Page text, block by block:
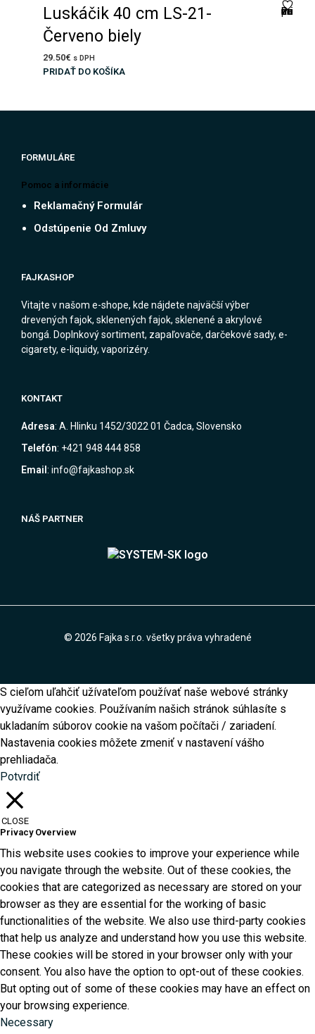
Pridať do zoznamu prianí
Luskáčik 40 cm LS-21-
Červeno biely
29.50€ s DPH
PRIDAŤ DO KOŠÍKA
FORMULÁRE
Pomoc a informácie
Reklamačný Formulár
Odstúpenie Od Zmluvy
FAJKASHOP
Vitajte v našom e-shope, kde nájdete najväčší výber
drevených fajok, sklenených fajok, sklenené a akrylové
bongá. Doplnkový sortiment, zapaľovače, darčekové sady, e-
cigarety, e-liquidy, vaporizéry.
KONTAKT
Adresa: A. Hlinku 1452/3022 01 Čadca, Slovensko
Telefón: +421 948 444 858
Email : info@fajkashop.sk
NÁŠ PARTNER
© 2026 Fajka s.r.o. všetky práva vyhradené
S cieľom uľahčiť užívateľom používať naše webové stránky
využívame cookies. Používaním našich stránok súhlasíte s
ukladaním súborov cookie na vašom počítači / zariadení.
Nastavenia cookies môžete zmeniť v nastavení vášho
prehliadača.
Potvrdiť
CLOSE
Privacy Overview
This website uses cookies to improve your experience while
you navigate through the website. Out of these cookies, the
cookies that are categorized as necessary are stored on your
browser as they are essential for the working of basic
functionalities of the website. We also use third-party cookies
that help us analyze and understand how you use this website.
These cookies will be stored in your browser only with your
consent. You also have the option to opt-out of these cookies.
But opting out of some of these cookies may have an effect on
your browsing experience.
Necessary